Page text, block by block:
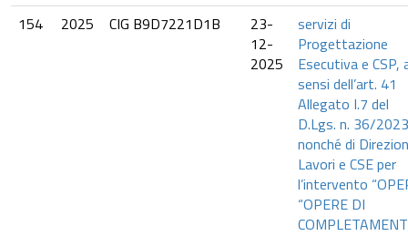
154
2025 CIG B9D7221D1B
23-
12-
2025
servizi di
Progettazione
Esecutiva e CSP,
sensi dell’art. 41
Allegato I.7 del
D.Lgs. n. 36/
nonché di
Lavori e CSE per
l’intervento
“OPERE DI